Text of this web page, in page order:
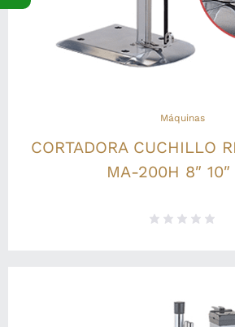
Máquinas
CORTADORA CUCHILLO
MA-200H 8″ 10″